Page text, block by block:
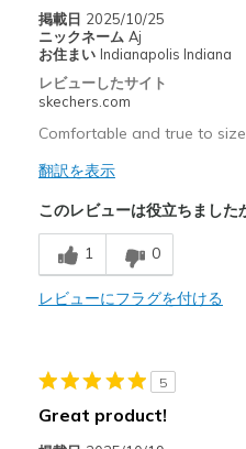
Casual Wear
Going Out
Special Occasions
Sizing
Feels
View On Shoes
掲載日 2025/10/25
ニックネーム Aj
お住まい Indianapolis Indiana
レビューしたサイト
skechers.com
Comfortable and true to size
翻訳を表示
このレビューは役立ちました
1 0
レビューにフラグを付ける
5
Great product!